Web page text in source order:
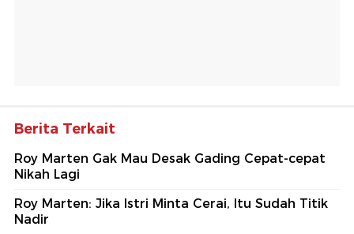
Berita Terkait
Roy Marten Gak Mau Desak Gading Cepat-cepat
Nikah Lagi
Roy Marten: Jika Istri Minta Cerai, Itu Sudah Titik
Nadir